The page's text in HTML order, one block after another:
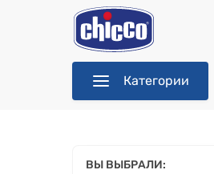
Категории
ВЫ ВЫБРАЛИ: